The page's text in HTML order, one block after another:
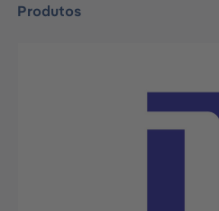
Produtos
Ignorar galeria de imagens